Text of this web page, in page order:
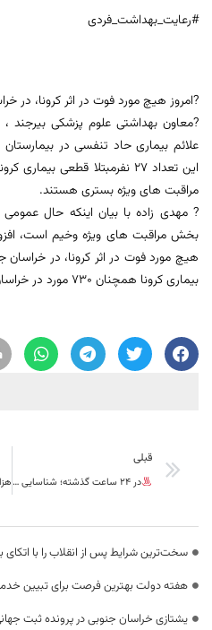
#رعایت_بهداشت_فردی
?امروز هیچ مورد فوت در اثر کرونا، در
علائم بیماری حاد تنفسی در
مراقبت های ویژه بستری هستند.
بخش مراقبت های ویژه وخیم است،
هیچ مورد فوت در اثر کرونا، در خراسان
بیماری کرونا همچنان 730 مورد در خراسان ثابت می ماند.
قبلی
در 24 ساعت گذشته؛ شناسایی 14 بیمار جدید کرونا در خراسان جنوبی
سخت‌ترین شرایط پس از انقلاب را با
هفته دولت بهترین فرصت برای تبیین
یشتازی خراسان جنوبی در پرونده ثبت